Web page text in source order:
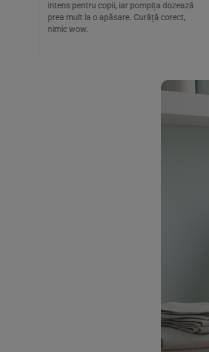
intens pentru copii, iar pompița dozează
prea mult la o apăsare. Curăță corect,
nimic wow.